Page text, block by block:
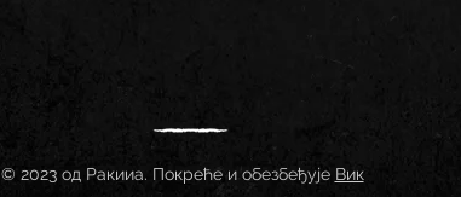
© 2023 од Ракииа. Покреће и обезбеђује Вик